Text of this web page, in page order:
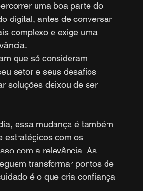
uma boa parte do
digital, antes de conversar
complexo e exige uma
que só consideram
setor e seus desafios
soluções deixou de ser
essa mudança é também
estratégicos com os
com a relevância. As
transformar pontos de
é o que cria confiança